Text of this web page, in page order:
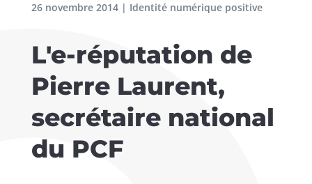
26 novembre 2014| Identité numérique positive
L'e-réputation de
Pierre Laurent,
secrétaire national
du PCF